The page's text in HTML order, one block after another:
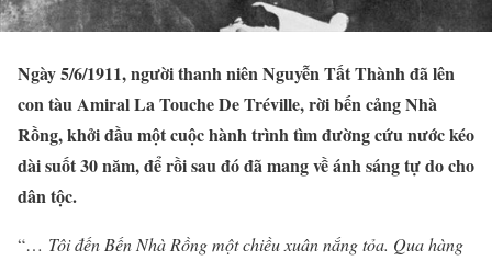
Ngày 5/6/1911, người thanh niên Nguyễn Tất Thành đã lên
con tàu Amiral La Touche De Tréville, rời bến cảng Nhà
Rồng, khởi đầu một cuộc hành trình tìm đường cứu nước kéo
dài suốt 30 năm, để rồi sau đó đã mang về ánh sáng tự do cho
dân tộc.
“… Tôi đến Bến Nhà Rồng một chiều xuân nắng tỏa. Qua hàng